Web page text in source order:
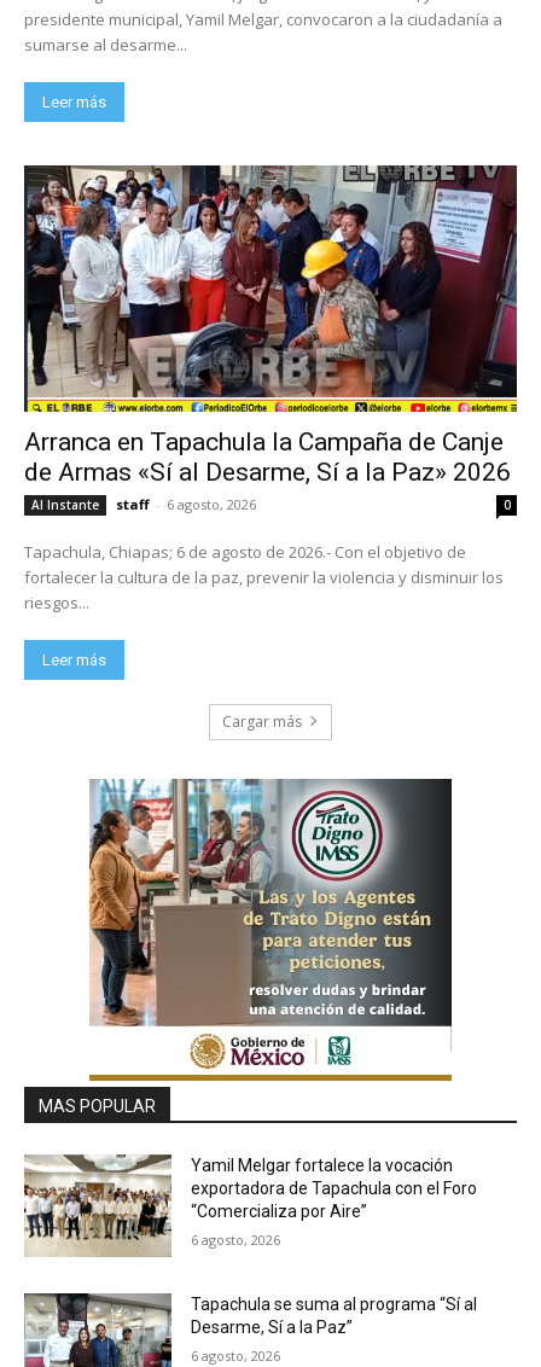
presidente municipal, Yamil Melgar, convocaron a la ciudadanía a
sumarse al desarme...
Leer más
Arranca en Tapachula la Campaña de Canje
de Armas «Sí al Desarme, Sí a la Paz» 2026
Al Instante staff - 6 agosto, 2026 0
Tapachula, Chiapas; 6 de agosto de 2026.- Con el objetivo de
fortalecer la cultura de la paz, prevenir la violencia y disminuir los
riesgos...
Leer más
Cargar más
MAS POPULAR
Yamil Melgar fortalece la vocación
exportadora de Tapachula con el Foro
“Comercializa por Aire”
6 agosto, 2026
Tapachula se suma al programa “Sí al
Desarme, Sí a la Paz”
6 agosto, 2026